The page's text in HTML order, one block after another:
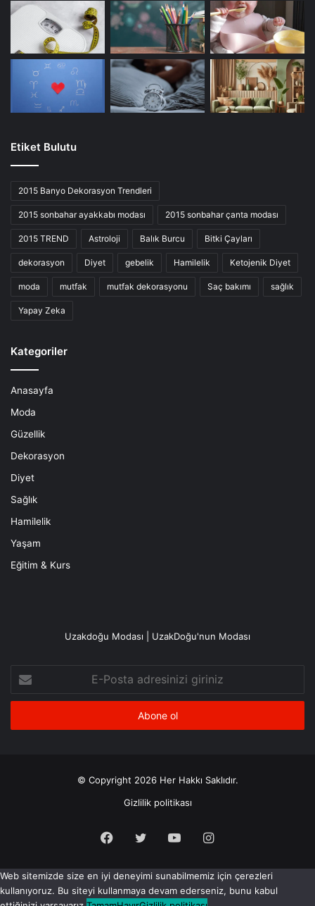
Etiket Bulutu
2015 Banyo Dekorasyon Trendleri
2015 sonbahar ayakkabı modası 2015 sonbahar çanta modası
2015 TREND Astroloji Balık Burcu Bitki Çayları
dekorasyon Diyet gebelik Hamilelik Ketojenik Diyet
moda mutfak mutfak dekorasyonu Saç bakımı sağlık
Yapay Zeka
Kategoriler
Anasayfa
Moda
Güzellik
Dekorasyon
Diyet
Sağlık
Hamilelik
Yaşam
Eğitim & Kurs
Uzakdoğu Modası | UzakDoğu'nun Modası
Posta
adresinizi
© Copyright 2026 Her Hakkı Saklıdır.
Gizlilik politikası
Facebook
X YouTubeInstagram
Web sitemizde size en iyi deneyimi sunabilmemiz için çerezleri
kullanıyoruz. Bu siteyi kullanmaya devam ederseniz, bunu kabul